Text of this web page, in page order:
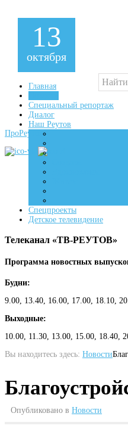
16+
ПроРеутов
Главная
Специальный репортаж
Диалог
Наш Реутов
Спецпроекты
Детское телевидение
Телеканал «ТВ-РЕУТОВ»
Программа новостных
Будни:
9.00, 13.40, 16.00, 17.00, 18.10,
Выходные:
10.00, 11.30, 13.00, 15.00, 18.40,
Вы находитесь здесь: Новости
13
октября
Опубликовано в Новости